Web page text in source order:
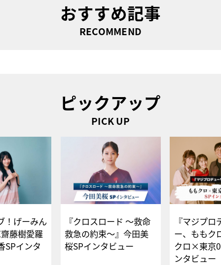
おすすめ記事
RECOMMEND
ピックアップ
PICK UP
！げーみん
藤樹愛羅
SPインタ
『クロスロード ～救命
救急の約束～』今田美
桜SPインタビュー
『マジプロ
ー、ももク
クロ×東京
ンタビュー